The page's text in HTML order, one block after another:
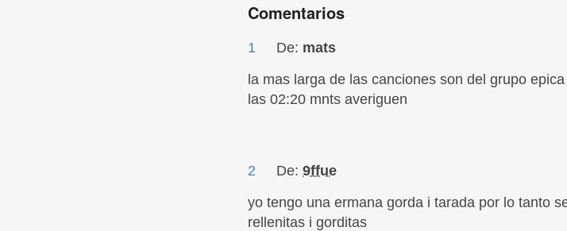
Comentarios
1 De: mats
la mas larga de las canciones son del grupo
las 02:20 mnts averiguen
2 De: 9ffue
yo tengo una ermana gorda i tarada por lo tanto
rellenitas i gorditas